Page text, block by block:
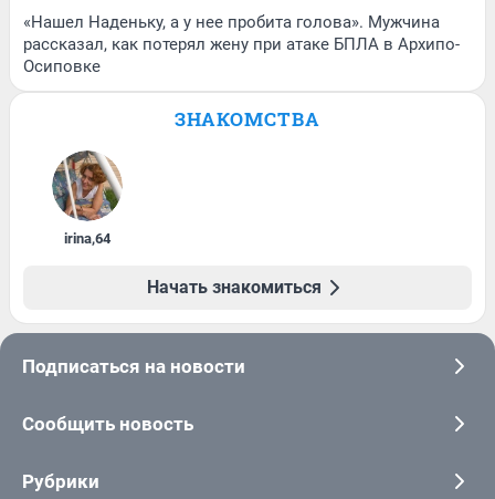
«Нашел Наденьку, а у нее пробита голова». Мужчина
рассказал, как потерял жену при атаке БПЛА в Архипо-
Осиповке
ЗНАКОМСТВА
irina,64
Начать знакомиться
Подписаться на новости
Сообщить новость
Рубрики